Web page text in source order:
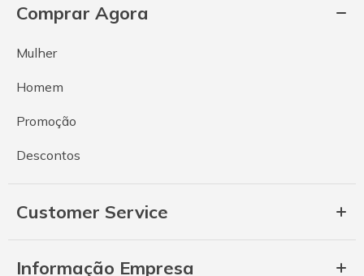
Comprar Agora
Mulher
Homem
Promoção
Descontos
Customer Service
Informação Empresa